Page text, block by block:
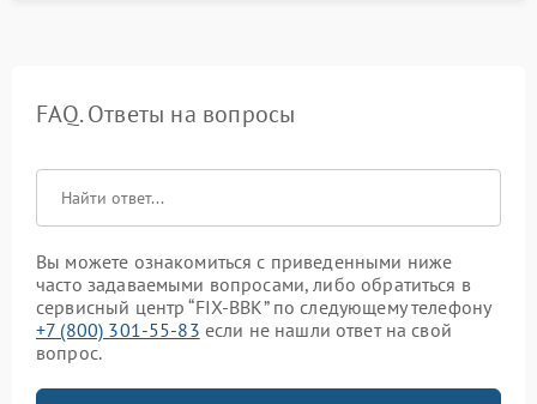
FAQ. Ответы на вопросы
Вы можете ознакомиться с приведенными ниже
часто задаваемыми вопросами, либо обратиться в
сервисный центр “FIX-BBK” по следующему телефону
+7 (800) 301-55-83 если не нашли ответ на свой
вопрос.